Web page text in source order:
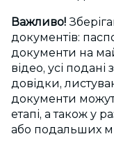
Важливо!
документів:
документи на
відео, усі
довідки,
документи
етапі, а також у
або подальших